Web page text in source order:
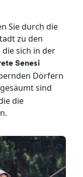
Sie durch die
zu den
sich in der
Senesi
Dörfern
sind
die